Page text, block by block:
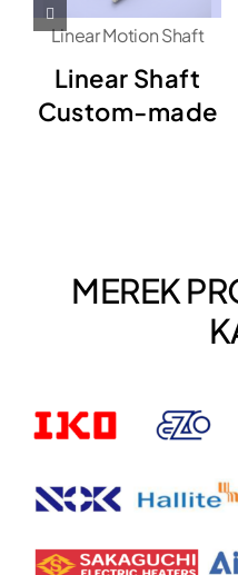
Linear Motion Shaft
Linear Shaft
Custom-made
MEREK